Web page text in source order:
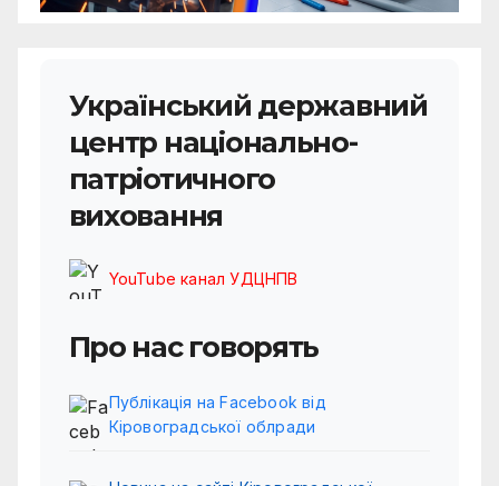
Український державний
центр національно-
патріотичного
виховання
YouTube канал УДЦНПВ
Про нас говорять
Публікація на Facebook від
Кіровоградської облради